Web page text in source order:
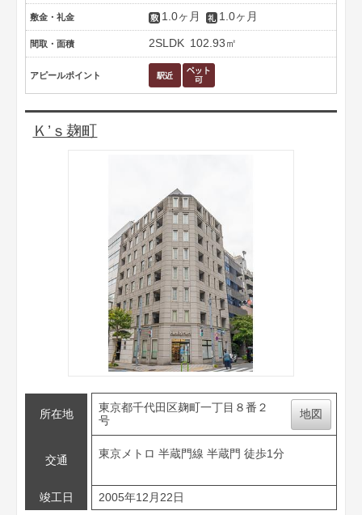
敷金・礼金 1.0ヶ月 1.0ヶ月
間取・面積 2SLDK 102.93㎡
アピールポイント
Ｋ’ｓ麹町
所在地
東京都千代田区麹町一丁目８番２
号
地図
交通
東京メトロ 半蔵門線 半蔵門 徒歩1分
竣工日 2005年12月22日